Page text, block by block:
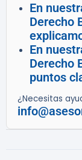
En
Derecho
En
Derecho
puntos
¿Necesitas